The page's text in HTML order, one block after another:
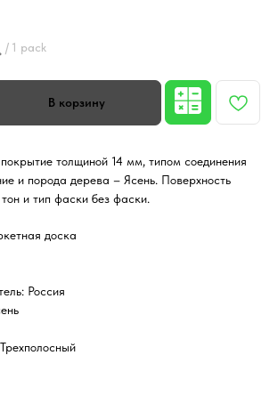
/ 1 pack
толщиной 14 мм, типом соединения
и порода дерева – Ясень. Поверхность
и тип фаски без фаски.
доска
Россия